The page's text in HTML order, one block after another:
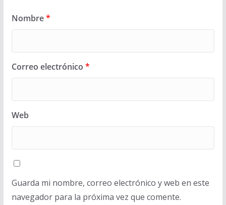
Nombre*
Correo electrónico *
Web
Guarda mi nombre, correo electrónico y web en este
navegador para la próxima vez que comente.